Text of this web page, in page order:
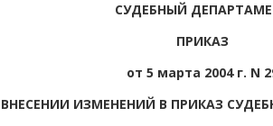
СУДЕБНЫЙ
ПРИКАЗ
от 5 марта 2004 г. N
ИЗМЕНЕНИЙ В ПРИКАЗ